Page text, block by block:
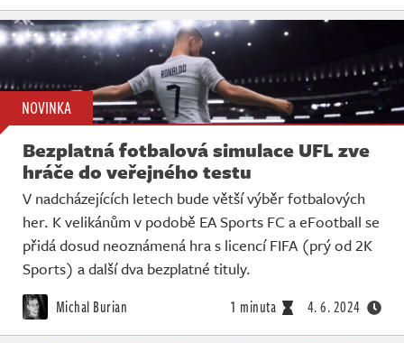
NOVINKA
Bezplatná fotbalová simulace UFL zve
hráče do veřejného testu
V nadcházejících letech bude větší výběr fotbalových
her. K velikánům v podobě EA Sports FC a eFootball se
přidá dosud neoznámená hra s licencí FIFA (prý od 2K
Sports) a další dva bezplatné tituly.
Michal Burian 1 minuta 4. 6. 2024